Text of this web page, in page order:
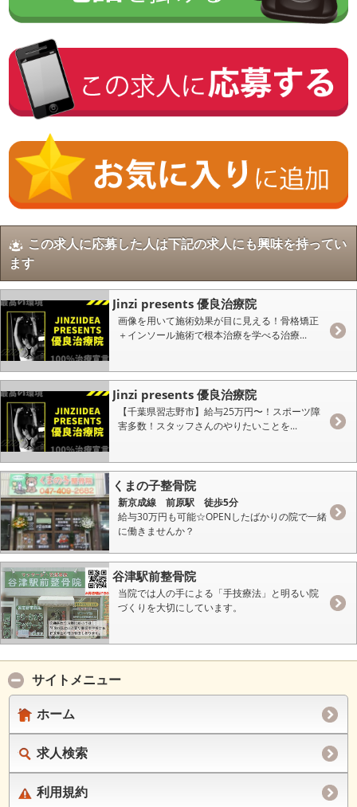
この求人に応募した人は下記の求人にも興味を持ってい
ます
Jinzi presents 優良治療院
画像を用いて施術効果が目に見える！骨格矯正
＋インソール施術で根本治療を学べる治療...
Jinzi presents 優良治療院
【千葉県習志野市】給与25万円〜！スポーツ障
害多数！スタッフさんのやりたいことを...
くまの子整骨院
新京成線 前原駅 徒歩5分
給与30万円も可能☆OPENしたばかりの院で一緒
に働きませんか？
谷津駅前整骨院
当院では人の手による「手技療法」と明るい院
づくりを大切にしています。
サイトメニュー
ホーム
求人検索
利用規約